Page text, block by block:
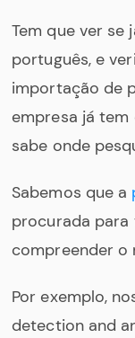
Tem que ver se
português, e
importação de
empresa já
sabe onde
Sabemos que a
procurada para
compreender o
Por exemplo,
detection and